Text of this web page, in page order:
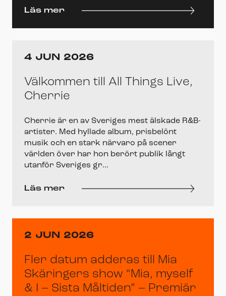
Läs mer
4 JUN 2026
Välkommen till All Things Live,
Cherrie
Cherrie är en av Sveriges mest älskade R&B-
artister. Med hyllade album, prisbelönt
musik och en stark närvaro på scener
världen över har hon berört publik långt
utanför Sveriges gr...
Läs mer
2 JUN 2026
Fler datum adderas till Mia
Skäringers show “Mia, myself
& I – Sista Måltiden” – Premiär